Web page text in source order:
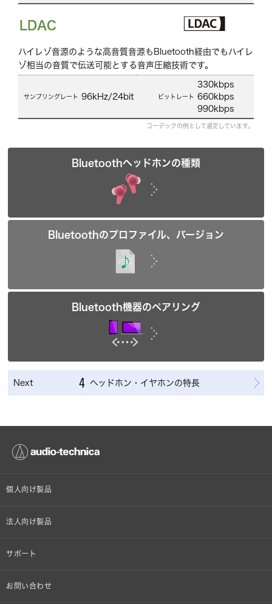
LDAC
ハイレゾ音源のような高音質音源もBluetooth経由でもハイレ
ゾ相当の音質で伝送可能とする音声圧縮技術です。
96kHz/24bit
330kbps
660kbps
990kbps
コーデックの例として選定しています。
Bluetoothヘッドホンの種類
Bluetoothのプロファイル、バージョン
Bluetooth機器のペアリング
Next 4 ヘッドホン・イヤホンの特長
個人向け製品
オンラインストア限定
法人向け製品
設備音響機器
サポート
個人向け製品サポート
お問い合わせ